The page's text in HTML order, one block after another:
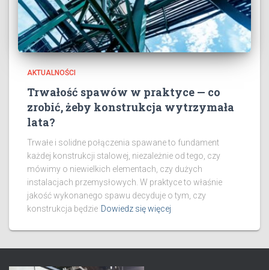
AKTUALNOŚCI
Trwałość spawów w praktyce — co
zrobić, żeby konstrukcja wytrzymała
lata?
Trwałe i solidne połączenia spawane to fundament
każdej konstrukcji stalowej, niezależnie od tego, czy
mówimy o niewielkich elementach, czy dużych
instalacjach przemysłowych. W praktyce to właśnie
jakość wykonanego spawu decyduje o tym, czy
konstrukcja będzie Dowiedz się więcej